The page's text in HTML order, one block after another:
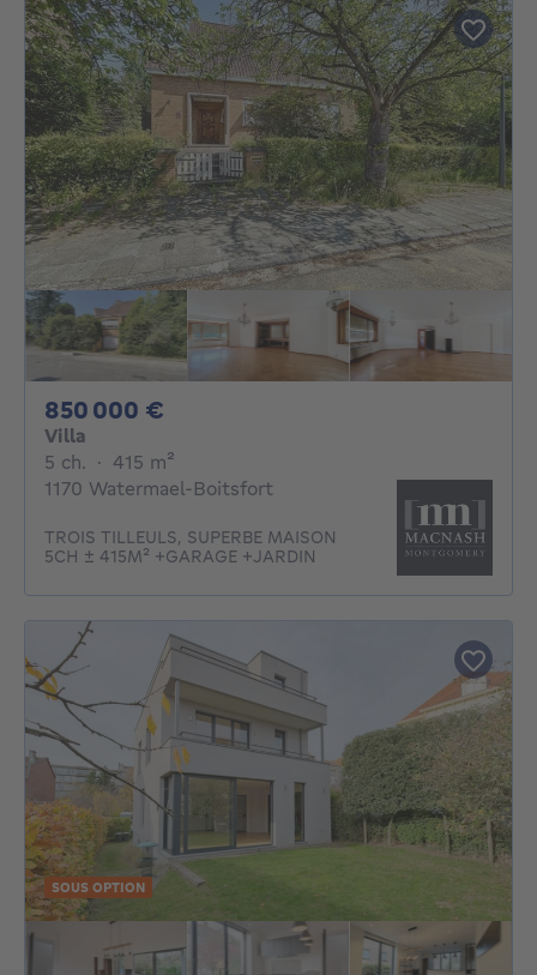
850 000 €
Villa
5 ch. 5 chambres
· 415 m²
1170 Watermael-Boitsfort
TROIS TILLEULS, SUPERBE MAISON
5CH ± 415M² +GARAGE +JARDIN
SOUS OPTION